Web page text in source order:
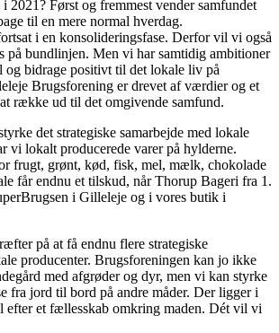
2021? Først og fremmest vender samfundet
til en mere normal hverdag.
i en konsolideringsfase. Derfor vil vi også
på bundlinjen. Men vi har samtidig ambitioner
og bidrage positivt til det lokale liv på
Brugsforening er drevet af værdier og et
række ud til det omgivende samfund.
det strategiske samarbejde med lokale
vi lokalt producerede varer på hylderne.
frugt, grønt, kød, fisk, mel, mælk, chokolade
får endnu et tilskud, når Thorup Bageri fra 1.
i Gilleleje og i vores butik i
på at få endnu flere strategiske
producenter. Brugsforeningen kan jo ikke
med afgrøder og dyr, men vi kan styrke
fra jord til bord på andre måder. Der ligger i
efter et fællesskab omkring maden. Dét vil vi